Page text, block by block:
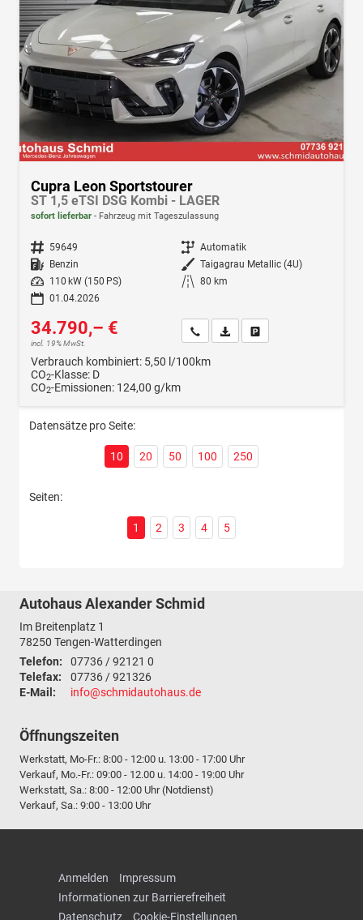
Cupra Leon Sportstourer
ST 1,5 eTSI DSG Kombi - LAGER
sofort lieferbar Fahrzeug mit Tageszulassung
Fahrzeugnr. 59649 Getriebe Automatik
Kraftstoff Benzin Außenfarbe Taigagrau Metallic (4U)
Leistung
110 kW (150 PS) Kilometerstand 80 km
01.04.2026
34.790,– €
incl. 19% MwSt.
Wir rufen Sie anFahrzeugexposé (PDF)
Verbrauch kombiniert: 5,50 l/100km
CO2-Klasse: D
CO2-Emissionen: 124,00 g/km
Datensätze pro Seite:
10 20 50 100 250
Seiten:
1 2 3 4 5
Autohaus Alexander Schmid
Im Breitenplatz 1
78250 Tengen-Watterdingen
Telefon:
07736 / 92121 0
Telefax:
07736 / 921326
E-Mail:
info@schmidautohaus.de
Öffnungszeiten
Werkstatt, Mo-Fr.: 8:00 - 12:00 u. 13:00 - 17:00 Uhr
Verkauf, Mo.-Fr.: 09:00 - 12.00 u. 14:00 - 19:00 Uhr
Werkstatt, Sa.: 8:00 - 12:00 Uhr (Notdienst)
Verkauf, Sa.: 9:00 - 13:00 Uhr
Anmelden
Impressum
Informationen zur Barrierefreiheit
Datenschutz
Cookie-Einstellungen